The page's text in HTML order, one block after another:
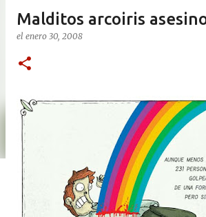
Malditos arcoiris
el enero 30, 2008